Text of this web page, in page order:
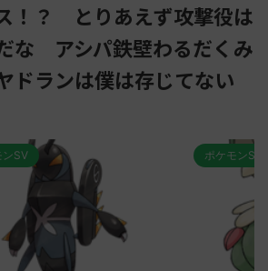
！？ とりあえず攻撃役は
な アシパ鉄壁わるだくみ
ドランは僕は存じてない
ンSV ポケモンSV